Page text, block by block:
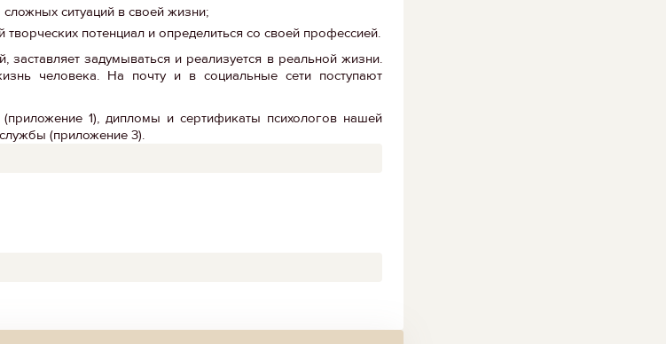
ситуаций в своей жизни;
потенциал и определиться со своей профессией.
задумываться и реализуется в реальной жизни.
человека. На почту и в социальные сети поступают
1), дипломы и сертификаты психологов нашей
(приложение 3).